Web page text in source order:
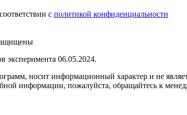
с политикой конфиденциальности
06.05.2024.
носит информационный характер и не
информации, пожалуйста, обращайтесь к